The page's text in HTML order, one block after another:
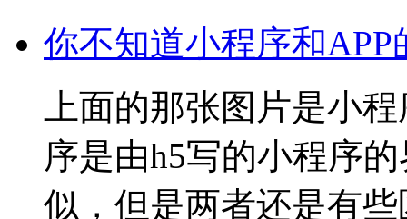
你不知道小程序和APP
上面的那张图片是小
序是由h5写的小程序
似，但是两者还是有